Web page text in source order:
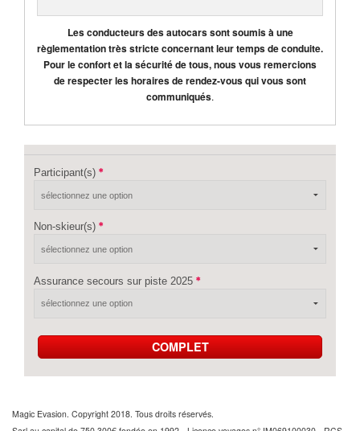
Les conducteurs des autocars sont soumis à une
règlementation très stricte concernant leur temps de conduite.
Pour le confort et la sécurité de tous, nous vous remercions
de respecter les horaires de rendez-vous qui vous sont
communiqués.
Participant(s)
Non-skieur(s)
Assurance secours sur piste 2025
COMPLET
Magic Evasion. Copyright 2018. Tous droits réservés.